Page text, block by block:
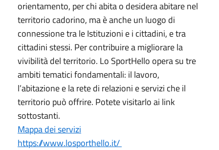
orientamento, per chi abita o desidera abitare nel
territorio cadorino, ma è anche un luogo di
connessione tra le Istituzioni e i cittadini, e tra
cittadini stessi. Per contribuire a migliorare la
vivibilità del territorio. Lo SportHello opera su tre
ambiti tematici fondamentali: il lavoro,
l’abitazione e la rete di relazioni e servizi che il
territorio può offrire. Potete visitarlo ai link
sottostanti.
Mappa dei servizi
https://www.losporthello.it/